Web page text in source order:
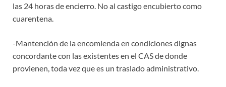
las 24 horas de encierro. No al castigo encubierto como
cuarentena.
-Mantención de la encomienda en condiciones dignas
concordante con las existentes en el CAS de donde
provienen, toda vez que es un traslado administrativo.